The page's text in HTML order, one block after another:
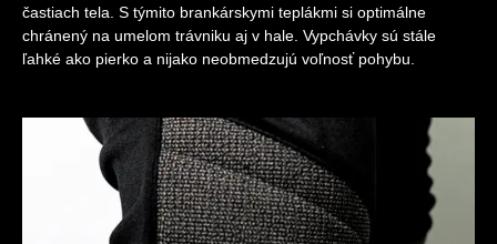
častiach tela. S týmito brankárskymi teplákmi si optimálne
chránený na umelom trávniku aj v hale. Vypchávky sú stále
ľahké ako pierko a nijako neobmedzujú voľnosť pohybu.